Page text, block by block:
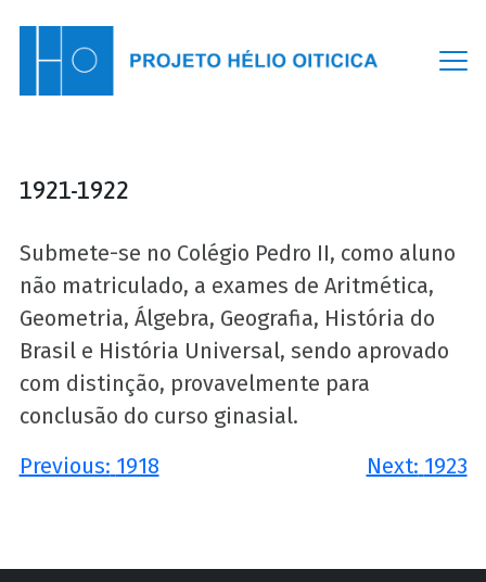
1921-1922
Submete-se no Colégio Pedro II, como aluno
não matriculado, a exames de Aritmética,
Geometria, Álgebra, Geografia, História do
Brasil e História Universal, sendo aprovado
com distinção, provavelmente para
conclusão do curso ginasial.
Navegação
Previous: 1918 Next: 1923